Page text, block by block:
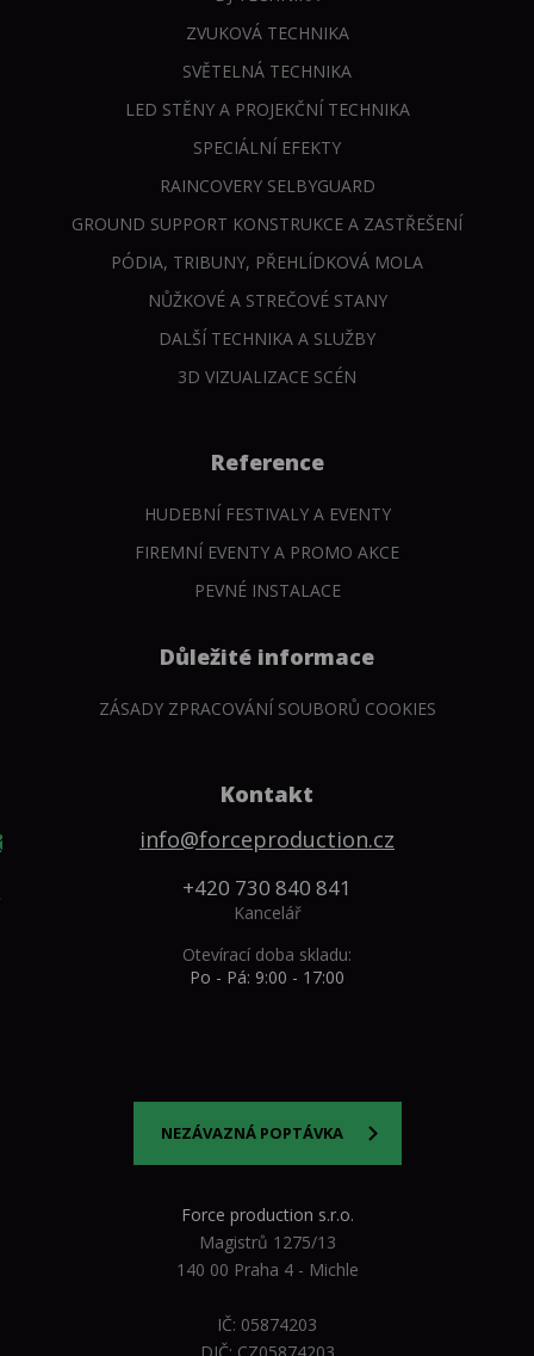
ZVUKOVÁ TECHNIKA
SVĚTELNÁ TECHNIKA
LED STĚNY A PROJEKČNÍ TECHNIKA
SPECIÁLNÍ EFEKTY
RAINCOVERY SELBYGUARD
GROUND SUPPORT KONSTRUKCE A ZASTŘEŠENÍ
PÓDIA, TRIBUNY, PŘEHLÍDKOVÁ MOLA
NŮŽKOVÉ A STREČOVÉ STANY
DALŠÍ TECHNIKA A SLUŽBY
3D VIZUALIZACE SCÉN
Reference
HUDEBNÍ FESTIVALY A EVENTY
FIREMNÍ EVENTY A PROMO AKCE
PEVNÉ INSTALACE
Důležité informace
ZÁSADY ZPRACOVÁNÍ SOUBORŮ COOKIES
Kontakt
info@forceproduction.cz
+420 730 840 841
Kancelář
Otevírací doba skladu:
Po - Pá: 9:00 - 17:00
NEZÁVAZNÁ POPTÁVKA
Force production s.r.o.
Magistrů 1275/13
140 00 Praha 4 - Michle
IČ: 05874203